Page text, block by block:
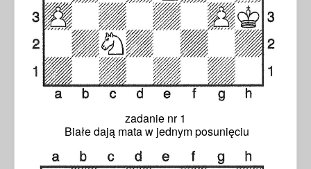
zadanie nr 1
Białe dają mata w jednym posunięciu